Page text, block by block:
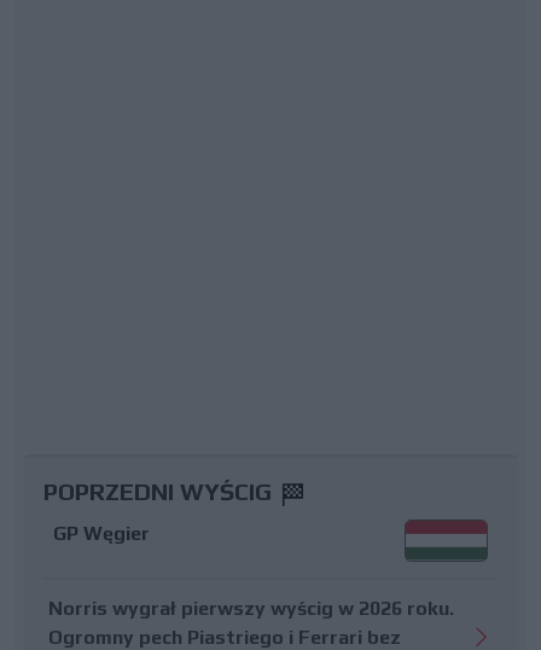
POPRZEDNI WYŚCIG
GP Węgier
Norris wygrał pierwszy wyścig w 2026 roku.
Ogromny pech Piastriego i Ferrari bez